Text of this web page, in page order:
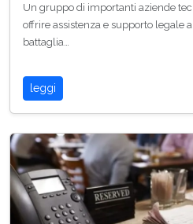
Un gruppo di importanti aziende
offrire assistenza e supporto legale
battaglia…
leggi